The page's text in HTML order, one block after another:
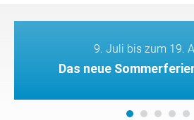
9. Juli bis zum 19.
Das neue